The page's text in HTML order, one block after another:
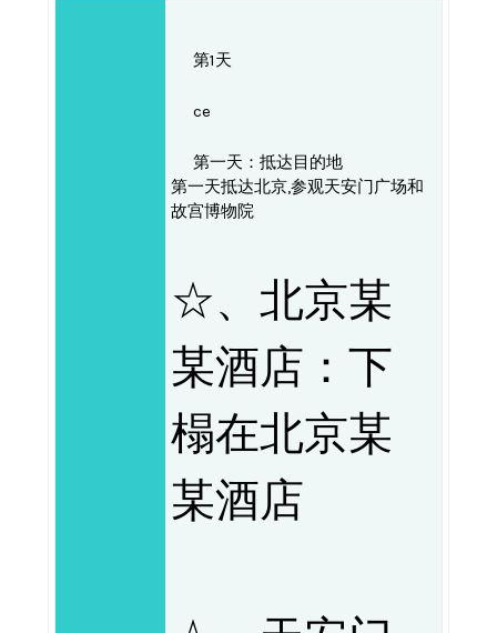
第1天
ce
第一天：抵达目的地
第一天抵达北京,参观天安门广场和
故宫博物院
☆、北京某
某酒店：下
榻在北京某
某酒店